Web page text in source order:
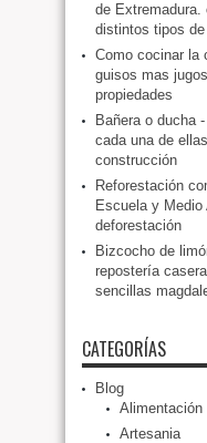
de Extremadura.
distintos tipos
Como cocinar la
guisos mas
propiedades
Bañera o ducha
cada una de
construcción
Reforestación
Escuela y Medio
deforestación
Bizcocho de
repostería
sencillas
CATEGORÍAS
Blog
Alimentación
Artesania